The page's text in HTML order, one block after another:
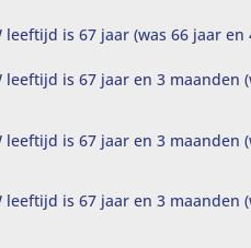
leeftijd is 67 jaar (was 66 jaar en
leeftijd is 67 jaar en 3 maanden
leeftijd is 67 jaar en 3 maanden
leeftijd is 67 jaar en 3 maanden